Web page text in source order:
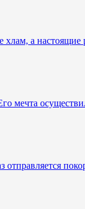
хлам, а
мечта